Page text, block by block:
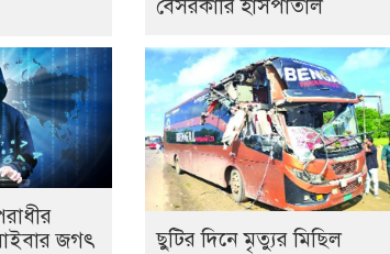
বেসরকারি হাসপাতাল
জগৎ
ছুটির দিনে মৃত্যুর মিছিল